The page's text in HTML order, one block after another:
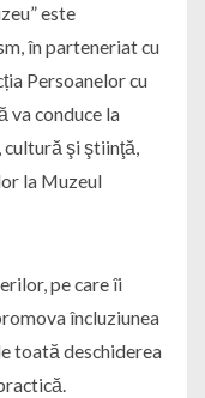
este
în parteneriat cu
Persoanelor cu
va conduce la
cultură şi ştiinţă,
la Muzeul
pe care îi
încluziunea
toată deschiderea